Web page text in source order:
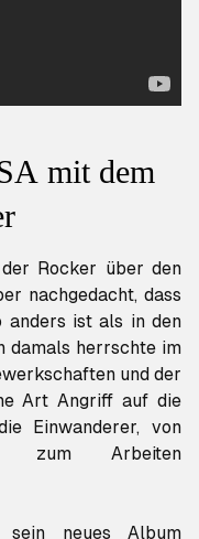
mit dem
Rocker über den
nachgedacht, dass
anders ist als in den
damals herrschte im
und der
Art Angriff auf die
Einwanderer, von
zum Arbeiten